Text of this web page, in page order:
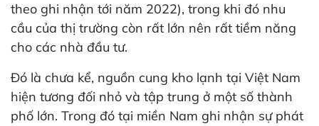
theo ghi nhận tới năm 2022), trong khi đó nhu
cầu của thị trường còn rất lớn nên rất tiềm năng
cho các nhà đầu tư.
Đó là chưa kể, nguồn cung kho lạnh tại Việt Nam
hiện tương đối nhỏ và tập trung ở một số thành
phố lớn. Trong đó tại miền Nam ghi nhận sự phát